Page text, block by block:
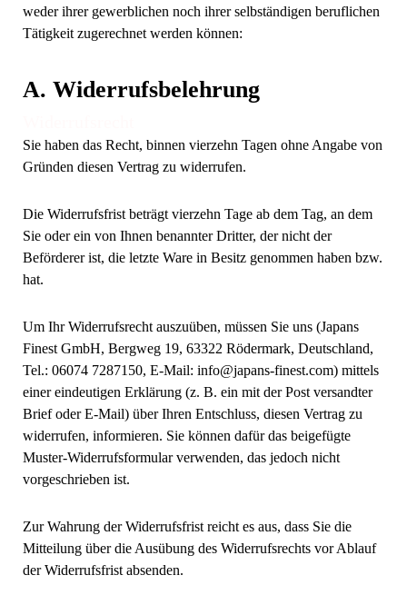
weder ihrer gewerblichen noch ihrer selbständigen beruflichen
Tätigkeit zugerechnet werden können:
A. Widerrufsbelehrung
Sie haben das Recht, binnen vierzehn Tagen ohne Angabe von
Gründen diesen Vertrag zu widerrufen.
Die Widerrufsfrist beträgt vierzehn Tage ab dem Tag, an dem
Sie oder ein von Ihnen benannter Dritter, der nicht der
Beförderer ist, die letzte Ware in Besitz genommen haben bzw.
hat.
Um Ihr Widerrufsrecht auszuüben, müssen Sie uns (Japans
Finest GmbH, Bergweg 19, 63322 Rödermark, Deutschland,
Tel.: 06074 7287150, E-Mail: info@japans-finest.com) mittels
einer eindeutigen Erklärung (z. B. ein mit der Post versandter
Brief oder E-Mail) über Ihren Entschluss, diesen Vertrag zu
widerrufen, informieren. Sie können dafür das beigefügte
Muster-Widerrufsformular verwenden, das jedoch nicht
vorgeschrieben ist.
Zur Wahrung der Widerrufsfrist reicht es aus, dass Sie die
Mitteilung über die Ausübung des Widerrufsrechts vor Ablauf
der Widerrufsfrist absenden.